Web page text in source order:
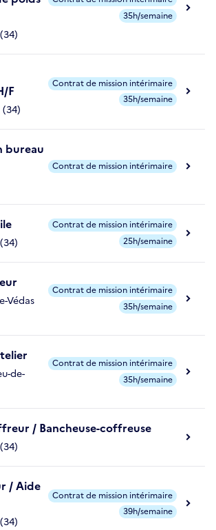
35h/semaine
F
Contrat de mission intérimaire
35h/semaine
bureau
Contrat de mission intérimaire
Contrat de mission intérimaire
25h/semaine
Védas
Contrat de mission intérimaire
35h/semaine
de-
Contrat de mission intérimaire
35h/semaine
/ Bancheuse-coffreuse
/ Aide
Contrat de mission intérimaire
39h/semaine